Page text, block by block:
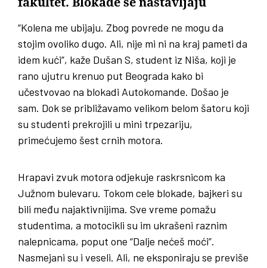
“Kolena me ubijaju. Zbog povrede ne mogu da
stojim ovoliko dugo. Ali, nije mi ni na kraj pameti da
idem kući”, kaže Dušan S, student iz Niša, koji je
rano ujutru krenuo put Beograda kako bi
učestvovao na blokadi Autokomande. Došao je
sam. Dok se približavamo velikom belom šatoru koji
su studenti prekrojili u mini trpezariju,
primećujemo šest crnih motora.
Hrapavi zvuk motora odjekuje raskrsnicom ka
Južnom bulevaru. Tokom cele blokade, bajkeri su
bili među najaktivnijima. Sve vreme pomažu
studentima, a motocikli su im ukrašeni raznim
nalepnicama, poput one “Dalje nećeš moći”.
Nasmejani su i veseli. Ali, ne eksponiraju se previše